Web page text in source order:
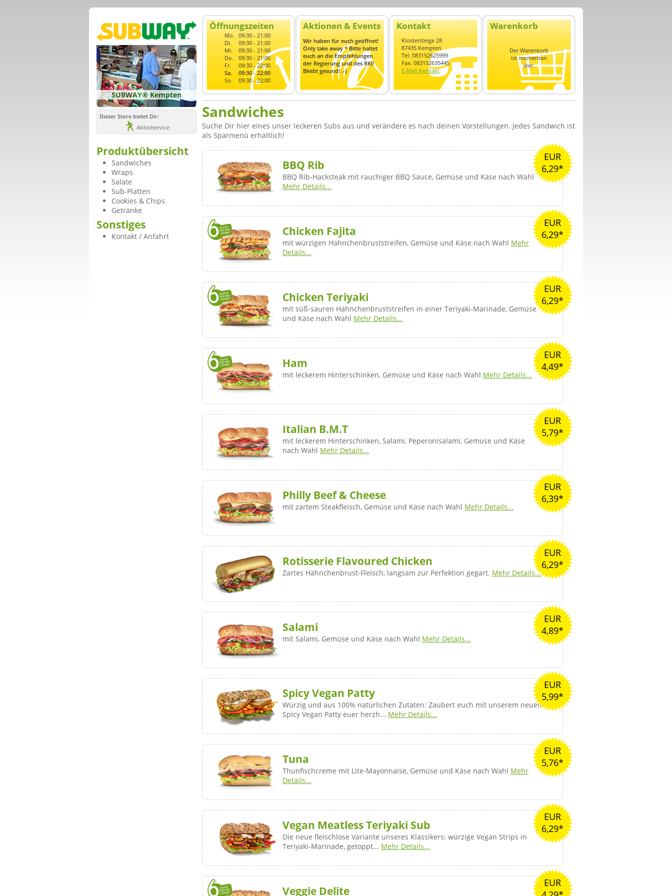
SUBWAY® Kempten
Dieser Store bietet Dir:
Abholservice
Produktübersicht
Sandwiches
Wraps
Salate
Sub-Platten
Cookies & Chips
Getränke
Sonstiges
Kontakt / Anfahrt
Öffnungszeiten
Mo. 09:30 - 21:00
Di.
09:30 - 21:00
Mi.
09:30 - 21:00
Do.
09:30 - 21:00
Fr.
09:30 - 22:00
Sa.
09:30 - 22:00
So.
09:30 - 22:00
Aktionen & Events
Wir haben für euch geöffnet!
Only take away * Bitte haltet
euch an die Empfehlungen
der Regierung und des RKI!
Bleibt gesund! :-)
Kontakt
Klostersteige 28
87435 Kempten
Tel: 083152625999
Fax: 083152635445
E-Mail Kontakt
Warenkorb
Der Warenkorb
ist momentan
leer.
Sandwiches
Suche Dir hier eines unser leckeren Subs aus und verändere es nach deinen Vorstellungen. Jedes Sandwich ist
als Sparmenü erhältlich!
EUR
6,29*
BBQ Rib
BBQ Rib-Hacksteak mit rauchiger BBQ Sauce, Gemüse und Käse nach Wahl
Mehr Details...
EUR
6,29*
Chicken Fajita
mit würzigen Hähnchenbruststreifen, Gemüse und Käse nach Wahl Mehr
Details...
EUR
6,29*
Chicken Teriyaki
mit süß-sauren Hähnchenbruststreifen in einer Teriyaki-Marinade, Gemüse
und Käse nach Wahl Mehr Details...
EUR
4,49*
Ham
mit leckerem Hinterschinken, Gemüse und Käse nach Wahl Mehr Details...
EUR
5,79*
Italian B.M.T
mit leckerem Hinterschinken, Salami, Peperonisalami, Gemüse und Käse
nach Wahl Mehr Details...
EUR
6,39*
Philly Beef & Cheese
mit zartem Steakfleisch, Gemüse und Käse nach Wahl Mehr Details...
EUR
6,29*
Rotisserie Flavoured Chicken
Zartes Hähnchenbrust-Fleisch, langsam zur Perfektion gegart. Mehr Details...
EUR
4,89*
Salami
mit Salami, Gemüse und Käse nach Wahl Mehr Details...
EUR
5,99*
Spicy Vegan Patty
Würzig und aus 100% natürlichen Zutaten: Zaubert euch mit unserem neuen
Spicy Vegan Patty euer herzh... Mehr Details...
EUR
5,76*
Tuna
Thunfischcreme mit Lite-Mayonnaise, Gemüse und Käse nach Wahl Mehr
Details...
EUR
6,29*
Vegan Meatless Teriyaki Sub
Die neue fleischlose Variante unseres Klassikers: würzige Vegan Strips in
Teriyaki-Marinade, getoppt... Mehr Details...
EUR
Veggie Delite